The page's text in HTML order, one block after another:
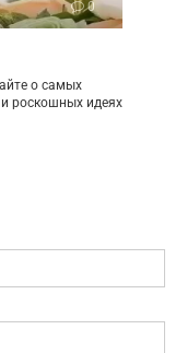
0
о самых
роскошных идеях